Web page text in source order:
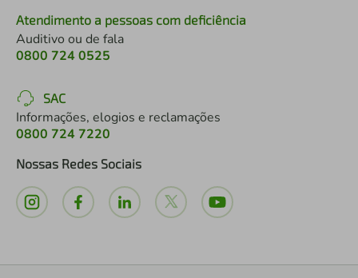
Atendimento a pessoas com deficiência
Auditivo ou de fala
0800 724 0525
SAC
Informações, elogios e reclamações
0800 724 7220
Nossas Redes Sociais